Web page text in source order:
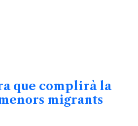
que complirà la
migrants